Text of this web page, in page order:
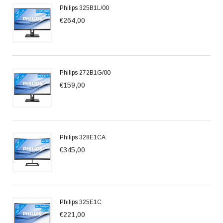
Philips 325B1L/00
€264,00
Philips 272B1G/00
€159,00
Philips 328E1CA
€345,00
Philips 325E1C
€221,00